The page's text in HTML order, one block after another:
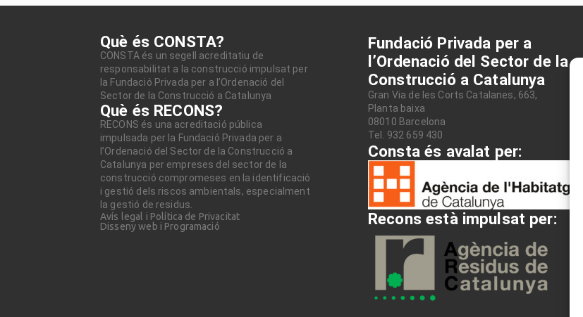
Què és CONSTA?
CONSTA és un segell acreditatiu de
responsabilitat a la construcció impulsat per
la Fundació Privada per a l’Ordenació del
Sector de la Construcció a Catalunya
Què és RECONS?
RECONS és una acreditació pública
impulsada per la Fundació Privada per a
l’Ordenació del Sector de la Construcció a
Catalunya per empreses del sector de la
construcció compromeses en la identificació
i gestió dels riscos ambientals, especialment
la gestió de residus.
Avís legal i Política de Privacitat
Disseny web i Programació
Fundació Privada per a
l’Ordenació del Sector de la
Construcció a Catalunya
Gran Via de les Corts Catalanes, 663,
Planta baixa
08010 Barcelona
Tel. 932 659 430
Consta és avalat per:
Recons està impulsat per: